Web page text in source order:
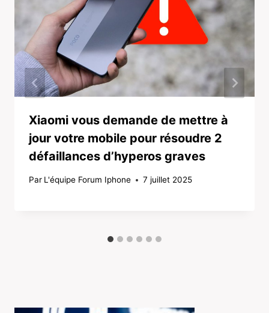
Xiaomi vous demande de mettre à
jour votre mobile pour résoudre 2
défaillances d’hyperos graves
Par L'équipe Forum Iphone 7 juillet 2025